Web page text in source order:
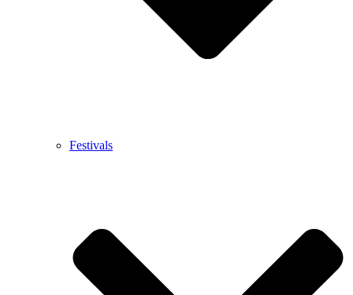
Festivals